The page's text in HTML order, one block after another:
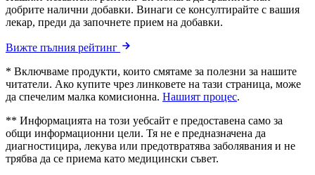
добрите налични добавки. Винаги се консултирайте с вашия
лекар, преди да започнете прием на добавки.
Вижте пълния рейтинг
* Включваме продукти, които смятаме за полезни за нашите
читатели. Ако купите чрез линковете на тази страница, може
да спечелим малка комисионна. Нашият процес.
** Информацията на този уебсайт е предоставена само за
общи информационни цели. Тя не е предназначена да
диагностицира, лекува или предотвратява заболявания и не
трябва да се приема като медицински съвет.